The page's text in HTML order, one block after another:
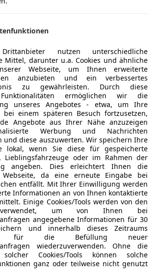
Line BLACK EDITION
€ 22 890
- (Erstzulassung) 9 km
Aut.
€ 9 9991
nutzen unterschiedliche
Mittel, darunter u.a. Cookies und ähnliche
Webseite, um Ihnen erweiterte
anzubieten und ein verbessertes
zu gewährleisten. Durch diese
ermöglichen wir die
unseres Angebotes - etwa, um Ihre
bei einem späteren Besuch fortzusetzen,
Angebote aus Ihrer Nähe anzuzeigen
Werbung und Nachrichten
und diese auszuwerten. Wir speichern Ihre
lokal, wenn Sie diese für gespeicherte
Lieblingsfahrzeuge oder im Rahmen der
angeben. Dies erleichtert Ihnen die
da eine erneute Eingabe bei
entfällt. Mit Ihrer Einwilligung werden
Informationen an von Ihnen kontaktierte
Einige Cookies/Tools werden von den
verwendet, um von Ihnen bei
angegebene Informationen für 30
und innerhalb dieses Zeitraums
für die Befüllung neuer
wiederzuverwenden. Ohne die
solcher Cookies/Tools können solche
ganz oder teilweise nicht genutzt